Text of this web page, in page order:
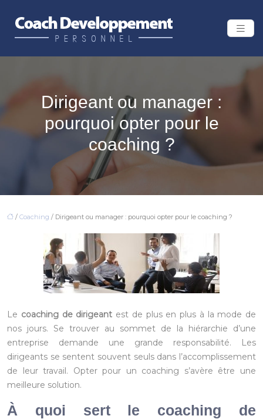
Dirigeant ou manager :
pourquoi opter pour le
coaching ?
/ Coaching / Dirigeant ou manager : pourquoi opter pour le coaching ?
Le coaching de dirigeant est de plus en plus à la mode de
nos jours. Se trouver au sommet de la hiérarchie d’une
entreprise demande une grande responsabilité.
Les
dirigeants se sentent souvent seuls dans l’accomplissement
de leur travail. Opter pour un coaching s’avère être une
meilleure solution.
À quoi sert le coaching de